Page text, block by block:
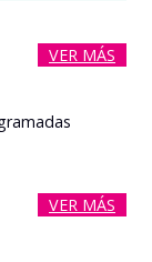
VER MÁS
VER MÁS